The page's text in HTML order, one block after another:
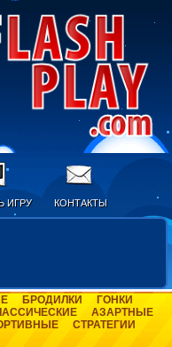
ИГРУ КОНТАКТЫ
БРОДИЛКИ
ГОНКИ
АЗАРТНЫЕ
СТРАТЕГИИ